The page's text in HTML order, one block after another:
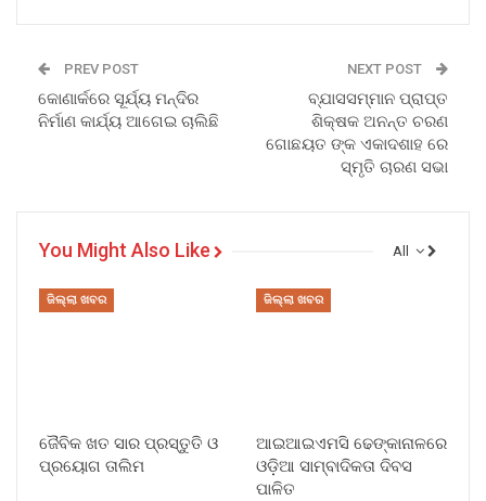
PREV POST
କୋଣାର୍କରେ ସୂର୍ଯ୍ୟ ମନ୍ଦିର
ନିର୍ମାଣ କାର୍ଯ୍ୟ ଆଗେଇ ଚାଲିଛି
NEXT POST
ବ୍ଯାସସମ୍ମାନ ପ୍ରାପ୍ତ
ଶିକ୍ଷକ ଅନନ୍ତ ଚରଣ
ଗୋଛୟତ ଙ୍କ ଏକାଦଶାହ ରେ
ସ୍ମୃତି ଚାରଣ ସଭା
All
You Might Also Like
ଜିଲ୍ଲା ଖବର
ଜୈବିକ ଖତ ସାର ପ୍ରସ୍ତୁତି ଓ
ପ୍ରୟୋଗ ତାଲିମ
ଜିଲ୍ଲା ଖବର
ଆଇଆଇଏମସି ଢେଙ୍କାନାଳରେ
ଓଡ଼ିଆ ସାମ୍ବାଦିକତା ଦିବସ
ପାଳିତ